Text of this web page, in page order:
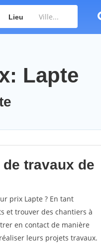
Lieu
Lapte
travaux de
prix Lapte ? En tant
et trouver des chantiers à
en contact de manière
leurs projets travaux.